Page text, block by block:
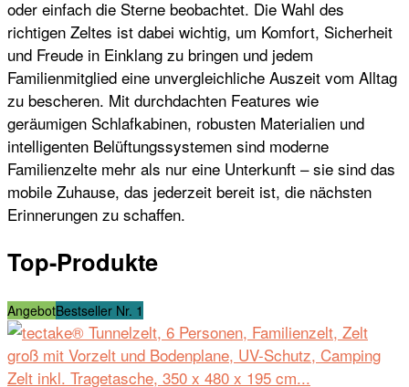
oder einfach die Sterne beobachtet. Die Wahl des
richtigen Zeltes ist dabei wichtig, um Komfort, Sicherheit
und Freude in Einklang zu bringen und jedem
Familienmitglied eine unvergleichliche Auszeit vom Alltag
zu bescheren. Mit durchdachten Features wie
geräumigen Schlafkabinen, robusten Materialien und
intelligenten Belüftungssystemen sind moderne
Familienzelte mehr als nur eine Unterkunft – sie sind das
mobile Zuhause, das jederzeit bereit ist, die nächsten
Erinnerungen zu schaffen.
Top-Produkte
AngebotBestseller Nr. 1